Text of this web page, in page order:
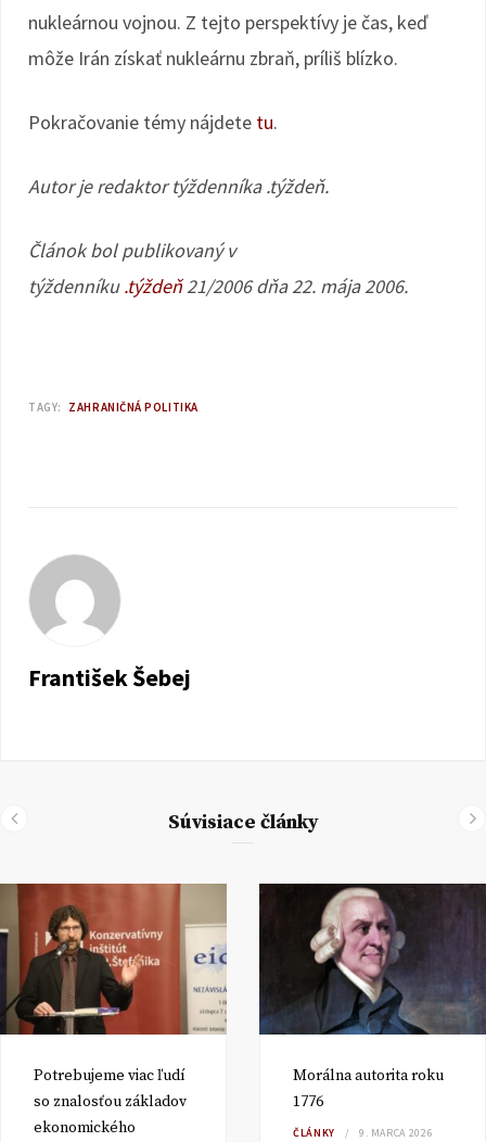
nukleárnou vojnou. Z tejto perspektívy je čas, keď
môže Irán získať nukleárnu zbraň, príliš blízko.
Pokračovanie témy nájdete tu.
Autor je redaktor týždenníka .týždeň.
Článok bol publikovaný v
týždenníku.týždeň21/2006 dňa 22. mája 2006.
TAGY: ZAHRANIČNÁ POLITIKA
František Šebej
Súvisiace články
Potrebujeme viac ľudí
so znalosťou základov
ekonomického
Morálna autorita roku
1776
ČLÁNKY
9. MARCA 2026